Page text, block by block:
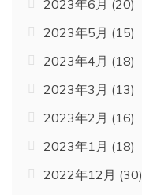
2023年6月 (20)
2023年5月 (15)
2023年4月 (18)
2023年3月 (13)
2023年2月 (16)
2023年1月 (18)
2022年12月 (30)